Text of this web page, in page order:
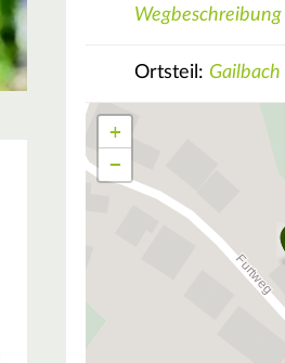
Wegbeschreibung
Ortsteil: Gailbach
+
−